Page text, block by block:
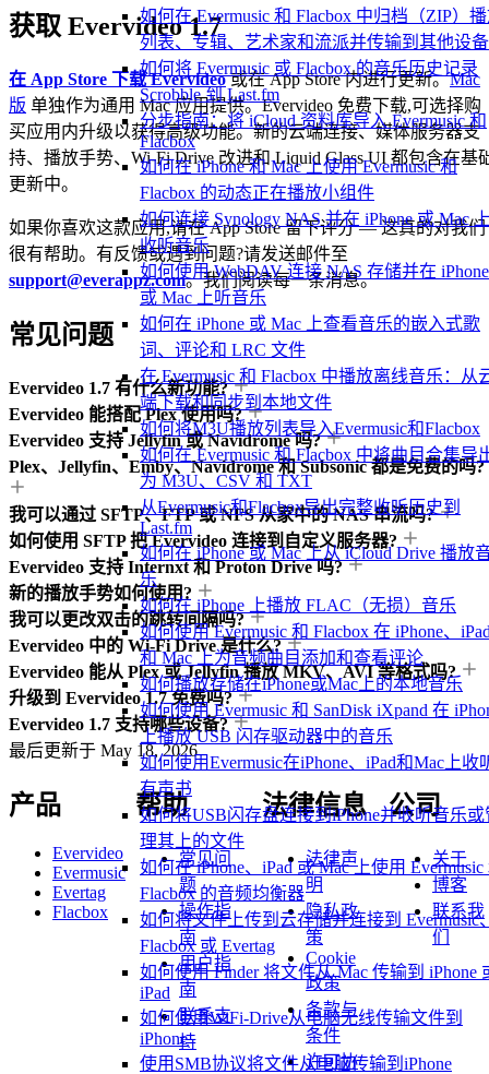
如何在 Evermusic 和 Flacbox 中归档（ZIP）
列表、专辑、艺术家和流派并传输到其他设备
如何将 Evermusic 或 Flacbox 的音乐历史记录
Scrobble 到 Last.fm
分步指南：将 iCloud 资料库导入 Evermusic 和
Flacbox
如何在 iPhone 和 Mac 上使用 Evermusic 和
Flacbox 的动态正在播放小组件
如何连接 Synology NAS 并在 iPhone 或 Mac
收听音乐
如何使用 WebDAV 连接 NAS 存储并在 iPhone
或 Mac 上听音乐
如何在 iPhone 或 Mac 上查看音乐的嵌入式歌
词、评论和 LRC 文件
在 Evermusic 和 Flacbox 中播放离线音乐：从
端下载和同步到本地文件
如何将M3U播放列表导入Evermusic和Flacbox
如何在 Evermusic 和 Flacbox 中将曲目合集导
为 M3U、CSV 和 TXT
从Evermusic和Flacbox导出完整收听历史到
Last.fm
如何在 iPhone 或 Mac 上从 iCloud Drive 播放
乐
如何在 iPhone 上播放 FLAC（无损）音乐
如何使用 Evermusic 和 Flacbox 在 iPhone、
和 Mac 上为音频曲目添加和查看评论
如何播放存储在iPhone或Mac上的本地音乐
如何使用 Evermusic 和 SanDisk iXpand 在
上播放 USB 闪存驱动器中的音乐
如何使用Evermusic在iPhone、iPad和Mac上收
有声书
如何将USB闪存盘连接到iPhone并收听音乐或
理其上的文件
如何在 iPhone、iPad 或 Mac 上使用 Evermusic
Flacbox 的音频均衡器
如何将文件上传到云存储并连接到 Evermusic
Flacbox 或 Evertag
如何使用 Finder 将文件从 Mac 传输到 iPhone
iPad
如何使用WiFi-Drive从电脑无线传输文件到
iPhone
使用SMB协议将文件从电脑传输到iPhone
获取 Evervideo 1.7
在 App Store 下载 Evervideo或在 App Store 内进行更新。Mac
版 单独作为通用 Mac 应用提供。Evervideo 免费下载,可选择购
买应用内升级以获得高级功能。新的云端连接、媒体服务器支
持、播放手势、Wi-Fi Drive 改进和 Liquid Glass UI 都包含在基
更新中。
如果你喜欢这款应用,请在 App Store 留下评分 — 这真的对我们
很有帮助。有反馈或遇到问题?请发送邮件至
support@everappz.com。我们阅读每一条消息。
常见问题
Evervideo 1.7 有什么新功能?
Evervideo 能搭配 Plex 使用吗?
Evervideo 支持 Jellyfin 或 Navidrome 吗?
Plex、Jellyfin、Emby、Navidrome 和 Subsonic 都是免费的吗?
我可以通过 SFTP、FTP 或 NFS 从家中的 NAS 串流吗?
如何使用 SFTP 把 Evervideo 连接到自定义服务器?
Evervideo 支持 Internxt 和 Proton Drive 吗?
新的播放手势如何使用?
我可以更改双击的跳转间隔吗?
Evervideo 中的 Wi-Fi Drive 是什么?
Evervideo 能从 Plex 或 Jellyfin 播放 MKV、AVI 等格式吗?
升级到 Evervideo 1.7 免费吗?
Evervideo 1.7 支持哪些设备?
最后更新于 May 18, 2026
产品
Evervideo
Evermusic
Evertag
Flacbox
帮助
常见问
题
操作指
南
用户指
南
联系支
持
法律信息
法律声
明
隐私政
策
Cookie
政策
条款与
条件
许可协
公司
关于
博客
联系我
们